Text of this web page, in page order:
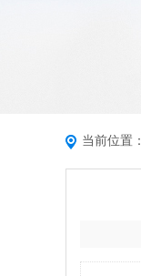
当前位置：